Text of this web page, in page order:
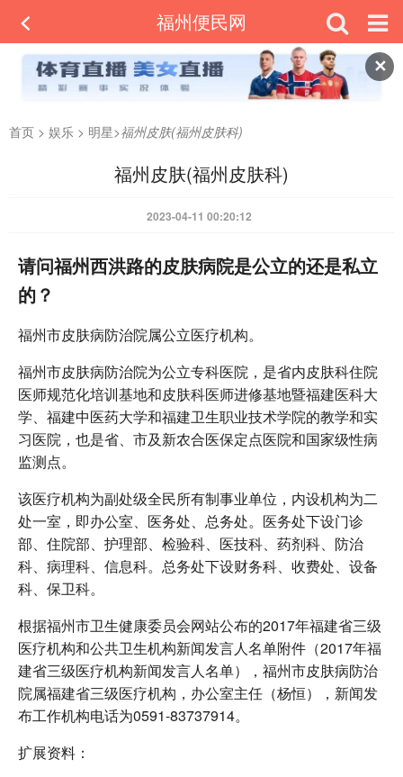
✕
福州便民网
首页 > 娱乐 > 明星>福州皮肤(福州皮肤科)
福州皮肤(福州皮肤科)
2023-04-11 00:20:12
请问福州西洪路的皮肤病院是公立的还是私立
的？
福州市皮肤病防治院属公立医疗机构。
福州市皮肤病防治院为公立专科医院，是省内皮肤科住院
医师规范化培训基地和皮肤科医师进修基地暨福建医科大
学、福建中医药大学和福建卫生职业技术学院的教学和实
习医院，也是省、市及新农合医保定点医院和国家级性病
监测点。
该医疗机构为副处级全民所有制事业单位，内设机构为二
处一室，即办公室、医务处、总务处。医务处下设门诊
部、住院部、护理部、检验科、医技科、药剂科、防治
科、病理科、信息科。总务处下设财务科、收费处、设备
科、保卫科。
根据福州市卫生健康委员会网站公布的2017年福建省三级
医疗机构和公共卫生机构新闻发言人名单附件（2017年福
建省三级医疗机构新闻发言人名单），福州市皮肤病防治
院属福建省三级医疗机构，办公室主任（杨恒），新闻发
布工作机构电话为0591-83737914。
扩展资料：